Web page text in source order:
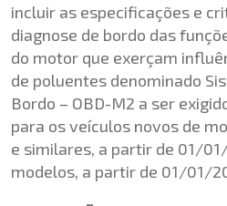
incluir as especificações e
diagnose de bordo das
do motor que exerçam
de poluentes denominado
Bordo – OBD-M2 a ser
para os veículos novos de
e similares, a partir de 01/
modelos, a partir de 01/01/